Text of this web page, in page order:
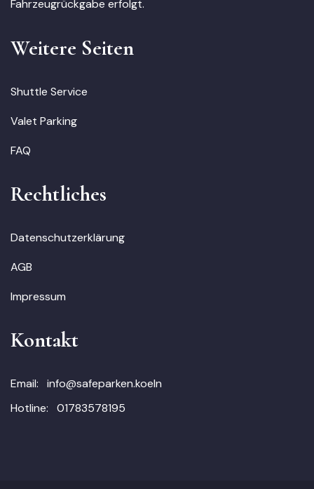
Fahrzeugrückgabe erfolgt.
Weitere Seiten
Shuttle Service
Valet Parking
FAQ
Rechtliches
Datenschutzerklärung
AGB
Impressum
Kontakt
Email:
info@safeparken.koeln
Hotline:
01783578195